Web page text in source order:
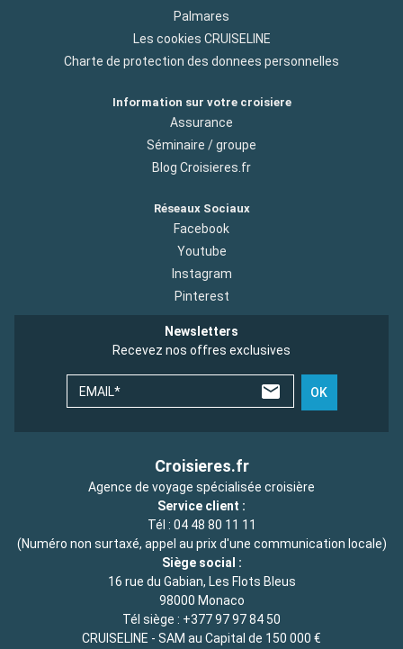
Palmares
Les cookies CRUISELINE
Charte de protection des donnees personnelles
Information sur votre croisiere
Assurance
Séminaire / groupe
Blog Croisieres.fr
Réseaux Sociaux
Facebook
Youtube
Instagram
Pinterest
Newsletters
Recevez nos offres exclusives
EMAIL* OK
Croisieres.fr
Agence de voyage spécialisée croisière
Service client :
Tél : 04 48 80 11 11
(Numéro non surtaxé, appel au prix d'une communication locale)
Siège social :
16 rue du Gabian, Les Flots Bleus
98000 Monaco
Tél siège : +377 97 97 84 50
CRUISELINE - SAM au Capital de 150 000 €